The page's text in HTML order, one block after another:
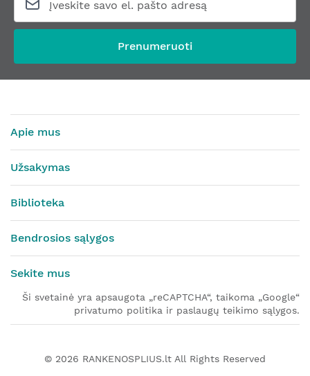
Prenumeruoti
Apie mus
Užsakymas
Biblioteka
Bendrosios sąlygos
Sekite mus
Ši svetainė yra apsaugota „reCAPTCHA“, taikoma „Google“
privatumo politika ir paslaugų teikimo sąlygos.
© 2026 RANKENOSPLIUS.lt All Rights Reserved